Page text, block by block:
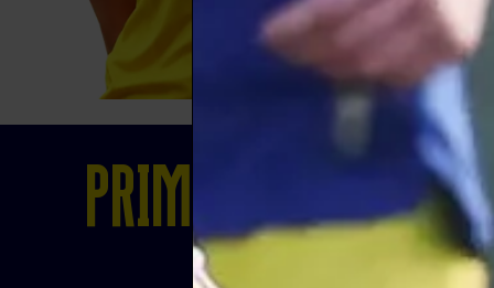
Prima Squadra